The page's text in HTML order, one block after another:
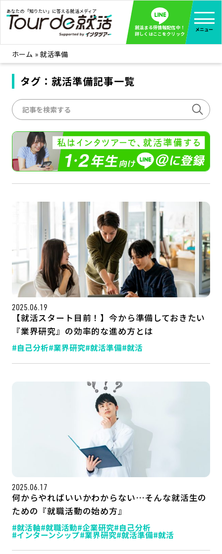
あなたの「知りたい」に答える就活メディア
就活まる得情報配信中！
詳しくはここをクリック
メニュー
就活ノウハウ 全て見る
企業まる見え！特捜部
みんなが知らない企業の裏側を徹底調査！
インタツアー活動レポ 全て見る
インタツアーを使ってどうだった？OBOG成功談
社会人インタビュー 全て見る
社会人になった今、就活を振り返ってみた
学生就活ブログ 全て見る
企業・業界研究はインタツアー
記事一覧
プライバシーポリシー
公式SNSはこちら
ホーム » 就活準備
タグ：就活準備記事一覧
2025.06.19
【就活スタート目前！】今から準備しておきたい
『業界研究』の効率的な進め方とは
#自己分析#業界研究#就活準備#就活
2025.06.17
何からやればいいかわからない…そんな就活生の
ための『就職活動の始め方』
#就活軸#就職活動#企業研究#自己分析
#インターンシップ#業界研究#就活準備#就活